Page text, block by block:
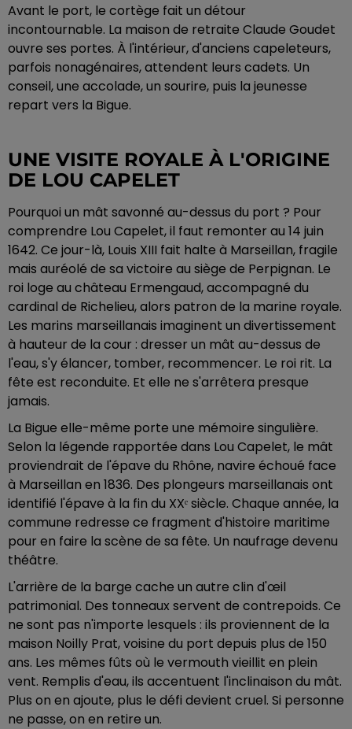
Avant le port, le cortège fait un détour
incontournable. La maison de retraite Claude Goudet
ouvre ses portes. À l'intérieur, d'anciens capeleteurs,
parfois nonagénaires, attendent leurs cadets. Un
conseil, une accolade, un sourire, puis la jeunesse
repart vers la Bigue.
UNE VISITE ROYALE À L'ORIGINE
DE LOU CAPELET
Pourquoi un mât savonné au-dessus du port ? Pour
comprendre Lou Capelet, il faut remonter au 14 juin
1642. Ce jour-là, Louis XIII fait halte à Marseillan, fragile
mais auréolé de sa victoire au siège de Perpignan. Le
roi loge au château Ermengaud, accompagné du
cardinal de Richelieu, alors patron de la marine royale.
Les marins marseillanais imaginent un divertissement
à hauteur de la cour : dresser un mât au-dessus de
l'eau, s'y élancer, tomber, recommencer. Le roi rit. La
fête est reconduite. Et elle ne s'arrêtera presque
jamais.
La Bigue elle-même porte une mémoire singulière.
Selon la légende rapportée dans Lou Capelet, le mât
proviendrait de l'épave du Rhône, navire échoué face
à Marseillan en 1836. Des plongeurs marseillanais ont
identifié l'épave à la fin du XXᵉ siècle. Chaque année, la
commune redresse ce fragment d'histoire maritime
pour en faire la scène de sa fête. Un naufrage devenu
théâtre.
L'arrière de la barge cache un autre clin d'œil
patrimonial. Des tonneaux servent de contrepoids. Ce
ne sont pas n'importe lesquels : ils proviennent de la
maison Noilly Prat, voisine du port depuis plus de 150
ans. Les mêmes fûts où le vermouth vieillit en plein
vent. Remplis d'eau, ils accentuent l'inclinaison du mât.
Plus on en ajoute, plus le défi devient cruel. Si personne
ne passe, on en retire un.